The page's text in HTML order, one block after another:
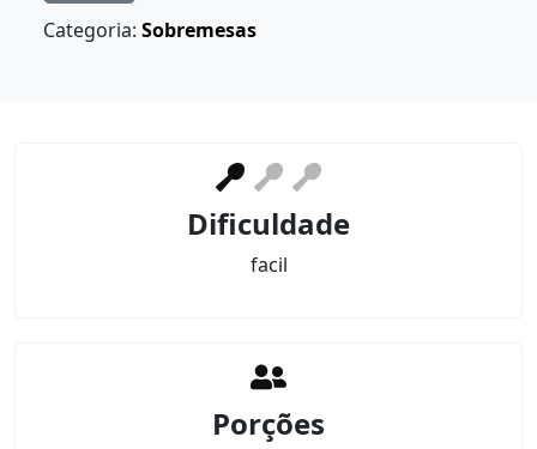
Categoria: Sobremesas
Dificuldade
facil
Porções